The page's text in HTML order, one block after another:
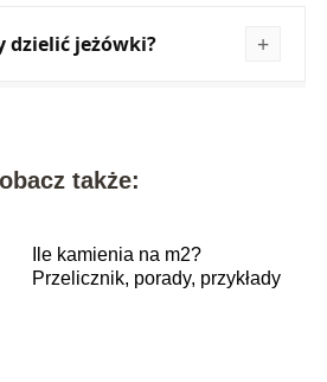
dzielić jeżówki?
także:
Ile kamienia na m2?
Przelicznik, porady, przykłady